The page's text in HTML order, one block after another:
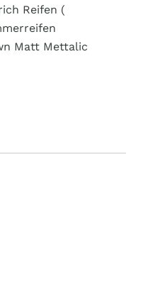
Reifen (
Matt Mettalic